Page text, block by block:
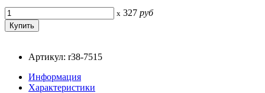
x 327 руб
Артикул: r38-7515
Информация
Характеристики